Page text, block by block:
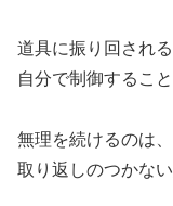
道具に振り回され
自分で制御するこ
無理を続けるのは
取り返しのつかな